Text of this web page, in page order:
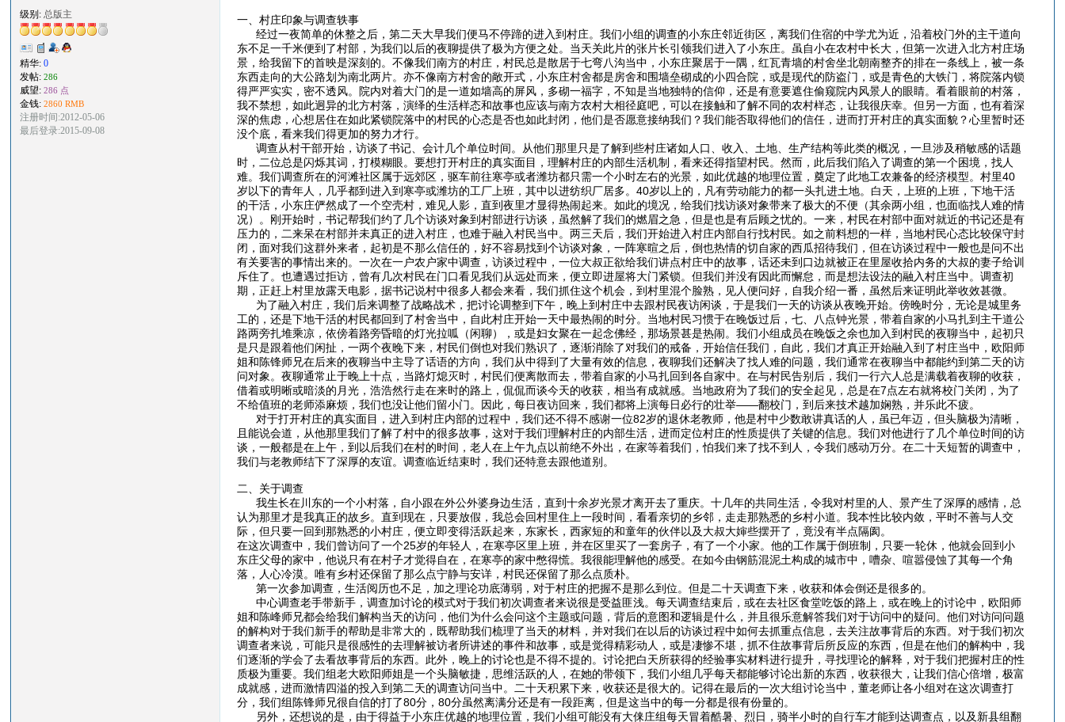
级别: 总版主
精华:0
发帖:286
威望:286 点
金钱:2860 RMB
注册时间:2012-05-06
最后登录:2015-09-08
一、村庄印象与调查轶事
经过一夜简单的休整之后，第二天大早我们便马不停蹄的进入到村庄。我们小组的调查的小东庄邻近街区，离我们住宿的中学尤为近，沿着校门外的主干道向
东不足一千米便到了村部，为我们以后的夜聊提供了极为方便之处。当天关此片的张片长引领我们进入了小东庄。虽自小在农村中长大，但第一次进入北方村庄场
景，给我留下的首映是深刻的。不像我们南方的村庄，村民总是散居于七弯八沟当中，小东庄聚居于一隅，红瓦青墙的村舍坐北朝南整齐的排在一条线上，被一条
东西走向的大公路划为南北两片。亦不像南方村舍的敞开式，小东庄村舍都是房舍和围墙垒砌成的小四合院，或是现代的防盗门，或是青色的大铁门，将院落内锁
得严严实实，密不透风。院内对着大门的是一道如墙高的屏风，多砌一福字，不知是当地独特的信仰，还是有意要遮住偷窥院内风景人的眼睛。看着眼前的村落，
我不禁想，如此迥异的北方村落，演绎的生活样态和故事也应该与南方农村大相径庭吧，可以在接触和了解不同的农村样态，让我很庆幸。但另一方面，也有着深
深的焦虑，心想居住在如此紧锁院落中的村民的心态是否也如此封闭，他们是否愿意接纳我们？我们能否取得他们的信任，进而打开村庄的真实面貌？心里暂时还
没个底，看来我们得更加的努力才行。
调查从村干部开始，访谈了书记、会计几个单位时间。从他们那里只是了解到些村庄诸如人口、收入、土地、生产结构等此类的概况，一旦涉及稍敏感的话题
时，二位总是闪烁其词，打模糊眼。要想打开村庄的真实面目，理解村庄的内部生活机制，看来还得指望村民。然而，此后我们陷入了调查的第一个困境，找人
难。我们调查所在的河滩社区属于远郊区，驱车前往寒亭或者潍坊都只需一个小时左右的光景，如此优越的地理位置，奠定了此地工农兼备的经济模型。村里40
岁以下的青年人，几乎都到进入到寒亭或潍坊的工厂上班，其中以进纺织厂居多。40岁以上的，凡有劳动能力的都一头扎进土地。白天，上班的上班，下地干活
的干活，小东庄俨然成了一个空壳村，难见人影，直到夜里才显得热闹起来。如此的境况，给我们找访谈对象带来了极大的不便（其余两小组，也面临找人难的情
况）。刚开始时，书记帮我们约了几个访谈对象到村部进行访谈，虽然解了我们的燃眉之急，但是也是有后顾之忧的。一来，村民在村部中面对就近的书记还是有
压力的，二来呆在村部并未真正的进入村庄，也难于融入村民当中。两三天后，我们开始进入村庄内部自行找村民。如之前料想的一样，当地村民心态比较保守封
闭，面对我们这群外来者，起初是不那么信任的，好不容易找到个访谈对象，一阵寒暄之后，倒也热情的切自家的西瓜招待我们，但在访谈过程中一般也是问不出
有关要害的事情出来的。一次在一户农户家中调查，访谈过程中，一位大叔正欲给我们讲点村庄中的故事，话还未到口边就被正在里屋收拾内务的大叔的妻子给训
斥住了。也遭遇过拒访，曾有几次村民在门口看见我们从远处而来，便立即进屋将大门紧锁。但我们并没有因此而懈怠，而是想法设法的融入村庄当中。调查初
期，正赶上村里放露天电影，据书记说村中很多人都会来看，我们抓住这个机会，到村里混个脸熟，见人便问好，自我介绍一番，虽然后来证明此举收效甚微。
为了融入村庄，我们后来调整了战略战术，把讨论调整到下午，晚上到村庄中去跟村民夜访闲谈，于是我们一天的访谈从夜晚开始。傍晚时分，无论是城里务
工的，还是下地干活的村民都回到了村舍当中，自此村庄开始一天中最热闹的时分。当地村民习惯于在晚饭过后，七、八点钟光景，带着自家的小马扎到主干道公
路两旁扎堆乘凉，依傍着路旁昏暗的灯光拉呱（闲聊），或是妇女聚在一起念佛经，那场景甚是热闹。我们小组成员在晚饭之余也加入到村民的夜聊当中，起初只
是只是跟着他们闲扯，一两个夜晚下来，村民们倒也对我们熟识了，逐渐消除了对我们的戒备，开始信任我们，自此，我们才真正开始融入到了村庄当中，欧阳师
姐和陈锋师兄在后来的夜聊当中主导了话语的方向，我们从中得到了大量有效的信息，夜聊我们还解决了找人难的问题，我们通常在夜聊当中都能约到第二天的访
问对象。夜聊通常止于晚上十点，当路灯熄灭时，村民们便离散而去，带着自家的小马扎回到各自家中。在与村民告别后，我们一行六人总是满载着夜聊的收获，
借着或明晰或暗淡的月光，浩浩然行走在来时的路上，侃侃而谈今天的收获，相当有成就感。当地政府为了我们的安全起见，总是在7点左右就将校门关闭，为了
不给值班的老师添麻烦，我们也没让他们留小门。因此，每日夜访回来，我们都将上演每日必行的壮举——翻校门，到后来技术越加娴熟，并乐此不疲。
对于打开村庄的真实面目，进入到村庄内部的过程中，我们还不得不感谢一位82岁的退休老教师，他是村中少数敢讲真话的人，虽已年迈，但头脑极为清晰，
且能说会道，从他那里我们了解了村中的很多故事，这对于我们理解村庄的内部生活，进而定位村庄的性质提供了关键的信息。我们对他进行了几个单位时间的访
谈，一般都是在上午，到以后我们在村的时间，老人在上午九点以前绝不外出，在家等着我们，怕我们来了找不到人，令我们感动万分。在二十天短暂的调查中，
我们与老教师结下了深厚的友谊。调查临近结束时，我们还特意去跟他道别。
二、关于调查
我生长在川东的一个小村落，自小跟在外公外婆身边生活，直到十余岁光景才离开去了重庆。十几年的共同生活，令我对村里的人、景产生了深厚的感情，总
认为那里才是我真正的故乡。直到现在，只要放假，我总会回村里住上一段时间，看看亲切的乡邻，走走那熟悉的乡村小道。我本性比较内敛，平时不善与人交
际，但只要一回到那熟悉的小村庄，便立即变得活跃起来，东家长，西家短的和童年的伙伴以及大叔大婶些摆开了，竟没有半点隔阂。
在这次调查中，我们曾访问了一个25岁的年轻人，在寒亭区里上班，并在区里买了一套房子，有了一个小家。他的工作属于倒班制，只要一轮休，他就会回到小
东庄父母的家中，他说只有在村子才觉得自在，在寒亭的家中憋得慌。我很能理解他的感受。在如今由钢筋混泥土构成的城市中，嘈杂、喧嚣侵蚀了其每一个角
落，人心冷漠。唯有乡村还保留了那么点宁静与安详，村民还保留了那么点质朴。
第一次参加调查，生活阅历也不足，加之理论功底薄弱，对于村庄的把握不是那么到位。但是二十天调查下来，收获和体会倒还是很多的。
中心调查老手带新手，调查加讨论的模式对于我们初次调查者来说很是受益匪浅。每天调查结束后，或在去社区食堂吃饭的路上，或在晚上的讨论中，欧阳师
姐和陈峰师兄都会给我们解构当天的访问，他们为什么会问这个主题或问题，背后的意图和逻辑是什么，并且很乐意解答我们对于访问中的疑问。他们对访问问题
的解构对于我们新手的帮助是非常大的，既帮助我们梳理了当天的材料，并对我们在以后的访谈过程中如何去抓重点信息，去关注故事背后的东西。对于我们初次
调查者来说，可能只是很感性的去理解被访者所讲述的事件和故事，或是觉得精彩动人，或是凄惨不堪，抓不住故事背后所反应的东西，但是在他们的解构中，我
们逐渐的学会了去看故事背后的东西。此外，晚上的讨论也是不得不提的。讨论把白天所获得的经验事实材料进行提升，寻找理论的解释，对于我们把握村庄的性
质极为重要。我们组老大欧阳师姐是一个头脑敏捷，思维活跃的人，在她的带领下，我们小组几乎每天都能够讨论出新的东西，收获很大，让我们信心倍增，极富
成就感，进而激情四溢的投入到第二天的调查访问当中。二十天积累下来，收获还是很大的。记得在最后的一次大组讨论当中，董老师让各小组对在这次调查打
分，我们组陈锋师兄很自信的打了80分，80分虽然离满分还是有一段距离，但是这当中的每一分都是很有份量的。
另外，还想说的是，由于得益于小东庄优越的地理位置，我们小组可能没有大俫庄组每天冒着酷暑、烈日，骑半小时的自行车才能到达调查点，以及新县组翻